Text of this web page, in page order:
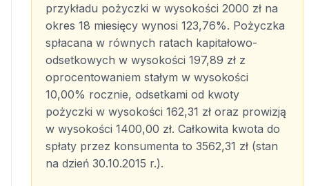
przykładu pożyczki w wysokości 2000 zł na
okres 18 miesięcy wynosi 123,76%. Pożyczka
spłacana w równych ratach kapitałowo-
odsetkowych w wysokości 197,89 zł z
oprocentowaniem stałym w wysokości
10,00% rocznie, odsetkami od kwoty
pożyczki w wysokości 162,31 zł oraz prowizją
w wysokości 1400,00 zł. Całkowita kwota do
spłaty przez konsumenta to 3562,31 zł (stan
na dzień 30.10.2015 r.).